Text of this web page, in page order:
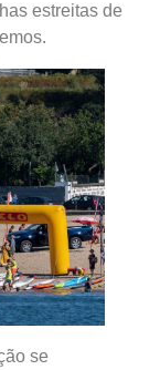
estreitas de
se